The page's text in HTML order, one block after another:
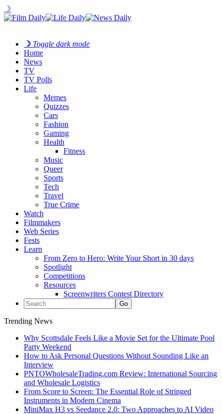
☽
☽ Toggle dark mode
Home
News
TV
TV Polls
Life
Memes
Quizzes
Cars
Fashion
Gaming
Health
Fitness
Music
Queer
Sports
Tech
Travel
True Crime
Watch
Filmmakers
Web Series
Fests
Learn
From Zero to Hero: Write Your Short in 30 days
Spotlight
Competitions
Resources
Screenwriters Contest Directory
Trending News
Why Scottsdale Feels Like a Movie Set for the Ultimate Pool
Party Weekend
How to Ask Personal Questions Without Sounding Like an
Interview
PNTOWholesaleTrading.com Review: International Sourcing
and Wholesale Logistics
From Score to Screen: The Essential Role of Stringed
Instruments in Modern Cinema
MiniMax H3 vs Seedance 2.0: Two Approaches to AI Video